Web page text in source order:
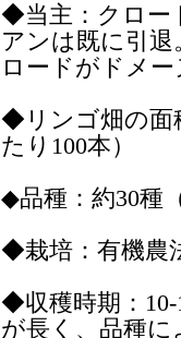
◆当主：クロー
アンは既に引
ロードがドメ
◆リンゴ畑の面
たり100本）
◆品種：約30種
◆栽培：有機農
◆収穫時期：
が長く、品種